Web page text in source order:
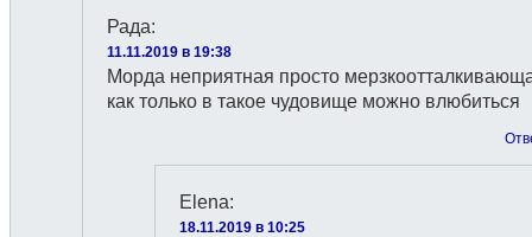
Рада:
11.11.2019 в 19:38
Морда неприятная просто
как только в такое чудовище можно влюбиться
Elena:
18.11.2019 в 10:25